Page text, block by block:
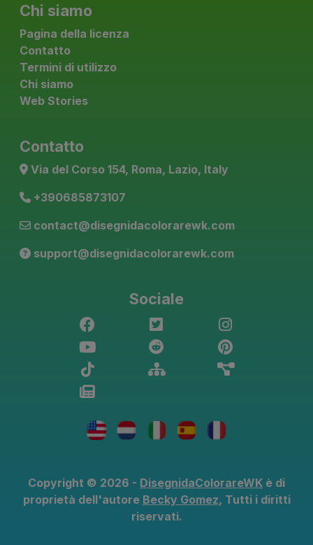
Chi siamo
Pagina della licenza
Contatto
Termini di utilizzo
Chi siamo
Web Stories
Contatto
Via del Corso 154, Roma, Lazio, Italy
+390685873107
contact@disegnidacolorarewk.com
support@disegnidacolorarewk.com
Sociale
Copyright © 2026 - DisegnidaColorareWK è di
proprietà dell'autore Becky Gomez, Tutti i diritti
riservati.